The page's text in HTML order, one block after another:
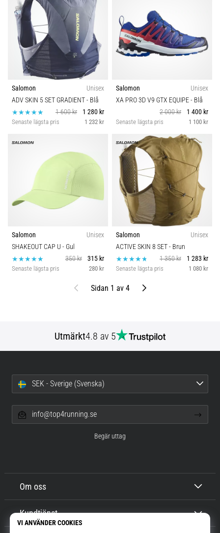
Salomon
Unisex
ADV SKIN 5 SET GRADIENT- Blå
1 600 kr
1 280 kr
Senaste lägsta pris 1 232 kr
Salomon
Unisex
XA PRO 3D V9 GTX EQUIPE- Blå
2 000 kr
1 400 kr
Senaste lägsta pris 1 100 kr
Salomon
Unisex
SHAKEOUT CAP U - Gul
350 kr
315 kr
Senaste lägsta pris 280 kr
Salomon
Unisex
ACTIVE SKIN 8 SET- Brun
1 350 kr
1 283 kr
Senaste lägsta pris 1 080 kr
Föregående
Sidan 1 av 4 Nästa
Utmärkt4.8 av 5
Om oss
Kundtjänst
SEK - Sverige (Svenska)
info@top4running.se
Begär uttag